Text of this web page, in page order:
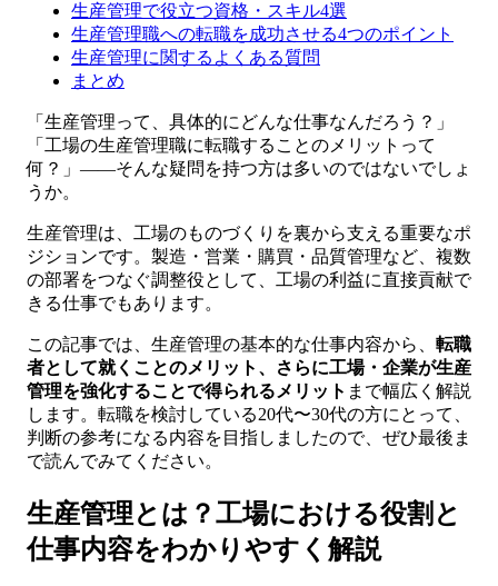
生産管理で役立つ資格・スキル4選
生産管理職への転職を成功させる4つのポイント
生産管理に関するよくある質問
まとめ
「生産管理って、具体的にどんな仕事なんだろう？」
「工場の生産管理職に転職することのメリットって
何？」——そんな疑問を持つ方は多いのではないでしょ
うか。
生産管理は、工場のものづくりを裏から支える重要なポ
ジションです。製造・営業・購買・品質管理など、複数
の部署をつなぐ調整役として、工場の利益に直接貢献で
きる仕事でもあります。
この記事では、生産管理の基本的な仕事内容から、 転職
者として就くことのメリット、さらに工場・企業が生産
管理を強化することで得られるメリット まで幅広く解説
します。転職を検討している20代〜30代の方にとって、
判断の参考になる内容を目指しましたので、ぜひ最後ま
で読んでみてください。
生産管理とは？工場における役割と
仕事内容をわかりやすく解説